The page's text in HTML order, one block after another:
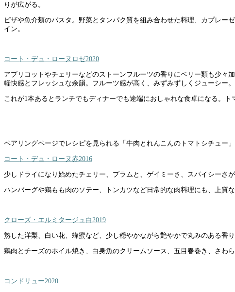
りが広がる。
ピザや魚介類のパスタ。野菜とタンパク質を組み合わせた料理、カプレ
イン。
コート・デュ・ローヌロゼ2020
アプリコットやチェリーなどのストーンフルーツの香りにベリー類も少
軽快感とフレッシュな余韻。フルーツ感が高く、みずみずしくジューシー。
これが1本あるとランチでもディナーでも途端におしゃれな食卓になる。
ペアリングページでレシピを見られる「牛肉とれんこんのトマトシチュー」
コート・デュ・ローヌ赤2016
少しドライになり始めたチェリー、プラムと、ゲイミーさ、スパイシーさ
ハンバーグや鶏もも肉のソテー、トンカツなど日常的な肉料理にも、上質
クローズ・エルミタージュ白2019
熟した洋梨、白い花、蜂蜜など、少し穏やかながら艶やかで丸みのある香
鶏肉とチーズのホイル焼き、白身魚のクリームソース、五目春巻き、さわ
コンドリュー2020